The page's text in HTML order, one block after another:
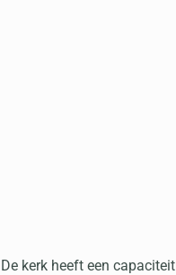
kerk heeft een